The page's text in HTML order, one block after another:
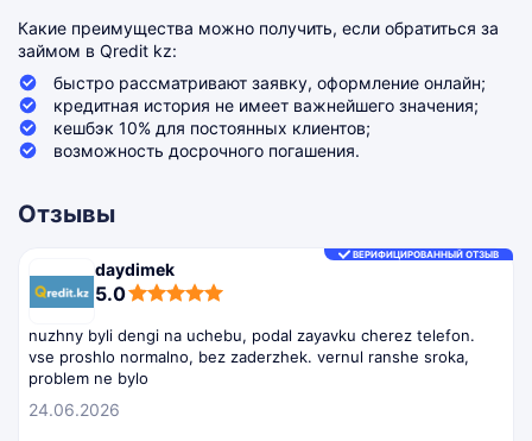
Какие преимущества можно получить, если обратиться за
займом в Qredit kz:
быстро рассматривают заявку, оформление онлайн;
кредитная история не имеет важнейшего значения;
кешбэк 10% для постоянных клиентов;
возможность досрочного погашения.
Отзывы
ВЕРИФИЦИРОВАННЫЙ ОТЗЫВ
daydimek
5.0
5,0
nuzhny byli dengi na uchebu, podal zayavku cherez telefon.
vse proshlo normalno, bez zaderzhek. vernul ranshe sroka,
problem ne bylo
24.06.2026